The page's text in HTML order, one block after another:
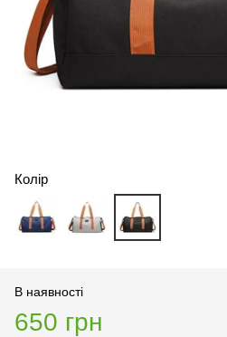
Колір
В наявності
650 грн